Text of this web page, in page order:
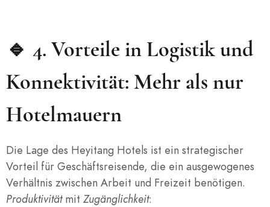
🔹 4. Vorteile in Logistik und
Konnektivität: Mehr als nur
Hotelmauern
Die Lage des Heyitang Hotels ist ein strategischer
Vorteil für Geschäftsreisende, die ein ausgewogenes
Verhältnis zwischen Arbeit und Freizeit benötigen.
Produktivitätmit Zugänglichkeit: